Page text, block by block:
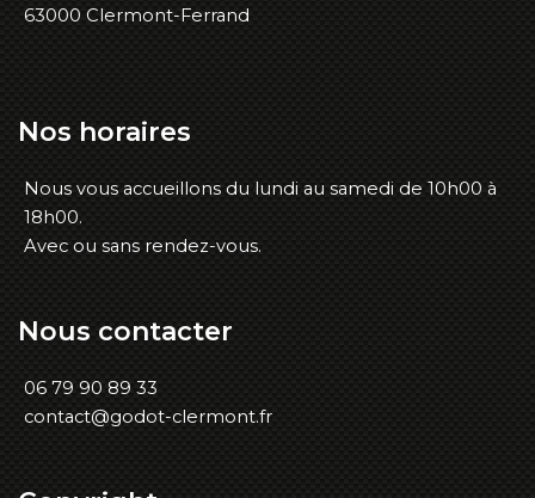
63000 Clermont-Ferrand
Nos horaires
Nous vous accueillons du lundi au samedi de 10h00 à
18h00.
Avec ou sans rendez-vous.
Nous contacter
06 79 90 89 33
contact@godot-clermont.fr